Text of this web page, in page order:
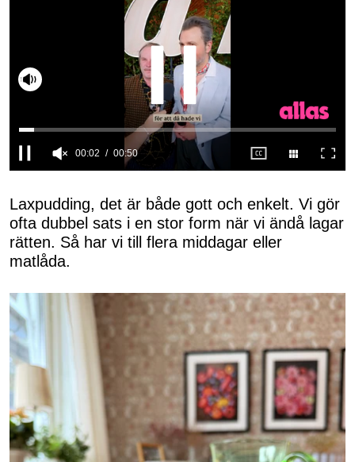
of
50
seconds
Laxpudding, det är både gott och enkelt. Vi gör
ofta dubbel sats i en stor form när vi ändå lagar
rätten. Så har vi till flera middagar eller
matlåda.